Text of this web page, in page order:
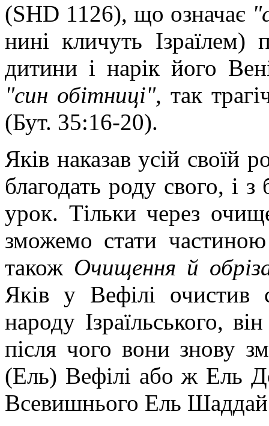
(SHD 1126), що означає
нині кличуть Ізраїлем)
дитини і нарік його
"син обітниці", так
(Бут. 35:16-20).
Яків наказав усій своїй
благодать роду свого, і з
урок. Тільки через
зможемо стати частиною
також Очищення й
Яків у Вефілі
народу Ізраїльського,
після чого вони знову
(Ель) Вефілі або ж Ель
Всевишнього Ель